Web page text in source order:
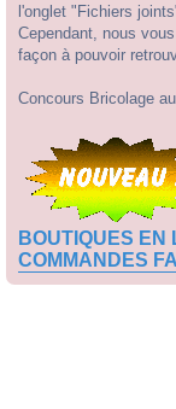
l'onglet "Fichiers
Cependant, nous
façon à pouvoir
Concours Bricolage
BOUTIQUES EN
COMMANDES